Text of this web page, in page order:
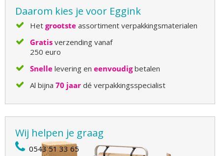
Daarom kies je voor Eggink
Het grootste assortiment verpakkingsmaterialen
Gratis verzending vanaf
250 euro
Snelle levering en eenvoudigbetalen
Al bijna 70 jaar dé verpakkingsspecialist
Wij helpen je graag
0543 51 33 65